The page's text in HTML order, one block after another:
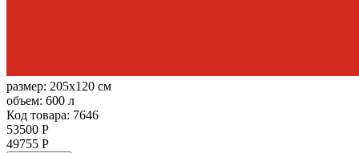
размер: 205x120 см
объем: 600 л
Код товара: 7646
53500 Р
49755 Р